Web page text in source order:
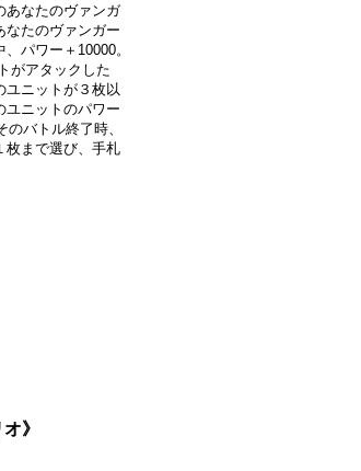
あなたのヴァンガ
なたのヴァンガー
パワー＋10000。
がアタックした
ユニットが３枚以
ユニットのパワー
のバトル終了時、
枚まで選び、手札
》